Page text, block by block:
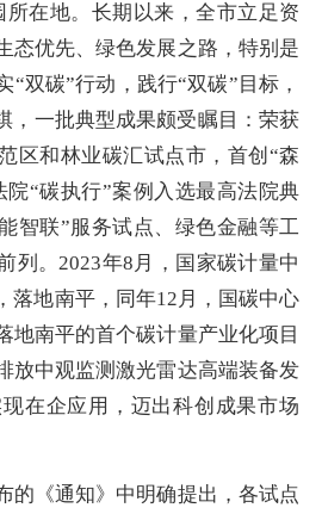
在地。长期以来，全市立足资
态优先、绿色发展之路，特别是
“双碳”行动，践行“双碳”目标，
，一批典型成果颇受瞩目：荣获
区和林业碳汇试点市，首创“森
“碳执行”案例入选最高法院典
智联”服务试点、绿色金融等工
列。2023年8月，国家碳计量中
落地南平，同年12月，国碳中心
地南平的首个碳计量产业化项目
中观监测激光雷达高端装备发
在企应用，迈出科创成果市场
《通知》中明确提出，各试点